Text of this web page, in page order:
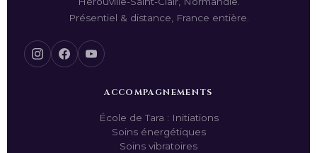
Présentiel & distance, France entière.
ACCOMPAGNEMENTS
École de Tara : Initiations
Soins énergétiques
Soins vibratoires